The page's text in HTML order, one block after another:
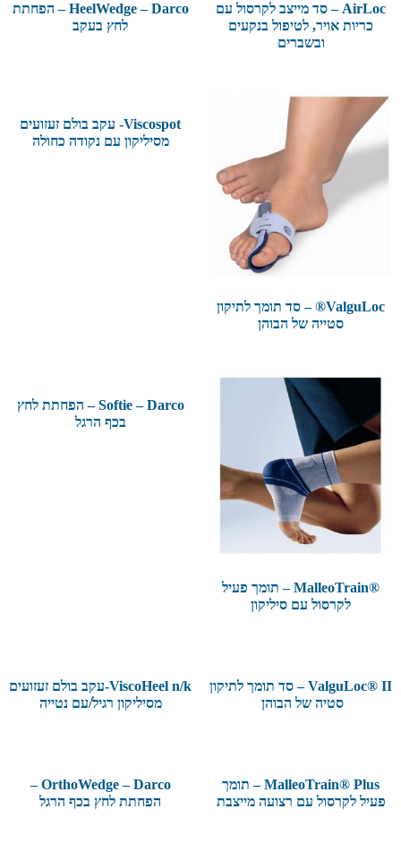
AirLoc – סד מייצב לקרסול עם
כריות אויר, לטיפול בנקעים
ובשברים
HeelWedge – Darco – הפחתת
לחץ בעקב
ValguLoc® – סד תומך לתיקון
סטייה של הבוהן
Viscospot- עקב בולם זעזועים
מסיליקון עם נקודה כחולה
®MalleoTrain – תומך פעיל
לקרסול עם סיליקון
Softie – Darco – הפחתת לחץ
בכף הרגל
ValguLoc® II – סד תומך לתיקון
סטיה של הבוהן
ViscoHeel n/k-עקב בולם זעזועים
מסיליקון רגיל/עם נטייה
MalleoTrain® Plus – תומך
פעיל לקרסול עם רצועה מייצבת
OrthoWedge – Darco –
הפחתת לחץ בכף הרגל